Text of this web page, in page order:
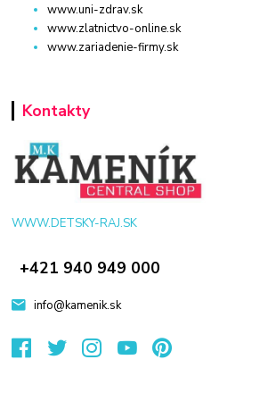
www.uni-zdrav.sk
www.zlatnictvo-online.sk
www.zariadenie-firmy.sk
Kontakty
WWW.DETSKY-RAJ.SK
+421 940 949 000
info@kamenik.sk